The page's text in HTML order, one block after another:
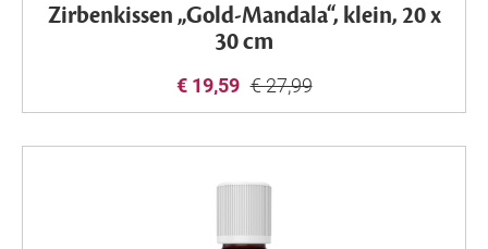
Zirbenkissen „Gold-Mandala“, klein, 20 x
30 cm
€ 19,59 € 27,99